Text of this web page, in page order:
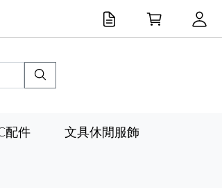
配件 文具休閒服飾